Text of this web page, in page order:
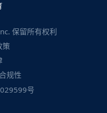
保留所有权利
策
规性
号